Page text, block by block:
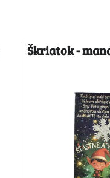
Škriatok -